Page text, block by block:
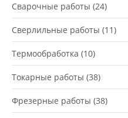
Сварочные работы (24)
Сверлильные работы (11)
Термообработка (10)
Токарные работы (38)
Фрезерные работы (38)